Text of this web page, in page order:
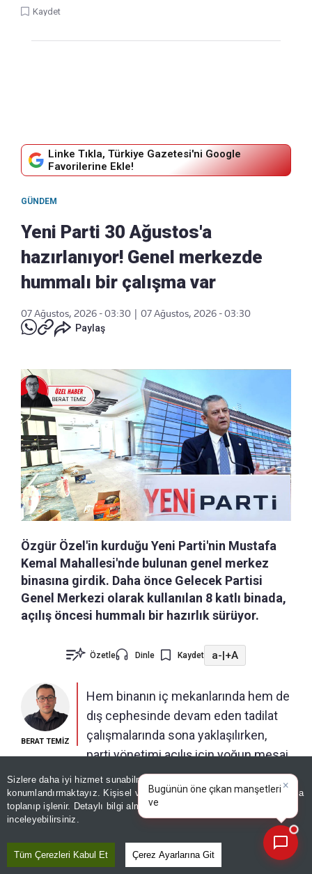
Sizlere daha iyi hizmet sunabilmek adına sitemizde
konumlandırmaktayız. Kişisel verileriniz, KVKK ve GDPR kapsamında
toplanıp işlenir. Detaylı bilgi almak için
inceleyebilirsiniz.
Tüm Çerezleri Kabul Et Çerez Ayarlarına Git
Kaydet
Linke Tıkla, Türkiye Gazetesi'ni Google
Favorilerine Ekle!
GÜNDEM
Yeni Parti 30 Ağustos'a
hazırlanıyor! Genel merkezde
hummalı bir çalışma var
07 Ağustos, 2026 - 03:30
07 Ağustos, 2026 - 03:30
Paylaş
Özgür Özel'in kurduğu Yeni Parti'nin Mustafa
Kemal Mahallesi'nde bulunan genel merkez
binasına girdik. Daha önce Gelecek Partisi
Genel Merkezi olarak kullanılan 8 katlı binada,
açılış öncesi hummalı bir hazırlık sürüyor.
Özetle Dinle Kaydet a-|+A
BERAT TEMİZ
Hem binanın iç mekanlarında hem de
dış cephesinde devam eden tadilat
çalışmalarında sona yaklaşılırken,
parti yönetimi açılış için yoğun mesai
harcadıkları ifade etti.
PARTİ TABELASI KISA SÜREDE
×
Bugünün öne çıkan manşetleri
ve gelişmeleri neler?